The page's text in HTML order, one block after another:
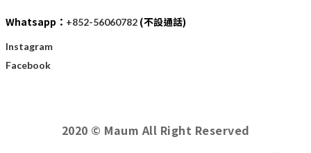
Whatsapp： +852-56060782 (不設通話)
Instagram
Facebook
2020 © Maum All Right Reserved